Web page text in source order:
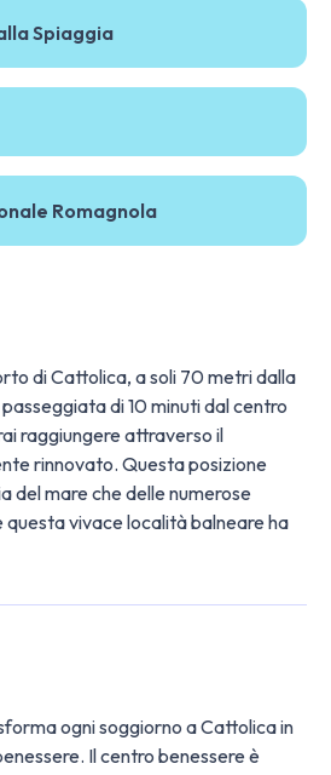
Spiaggia
Romagnola
di Cattolica, a soli 70 metri dalla
di 10 minuti dal centro
raggiungere attraverso il
rinnovato. Questa posizione
del mare che delle numerose
vivace località balneare ha
ogni soggiorno a Cattolica in
Il centro benessere è